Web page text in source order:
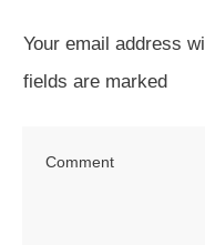
Your email address
fields are marked